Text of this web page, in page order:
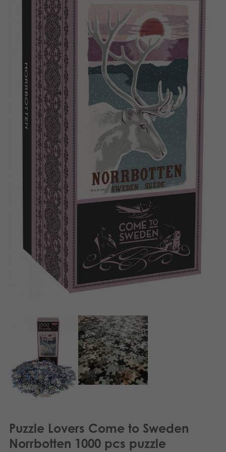
Bøker
Applikasjoner
Arkiverte produkter
Dansk
Svenska
Puzzle Lovers Come to Sweden
Norrbotten 1000 pcs puzzle